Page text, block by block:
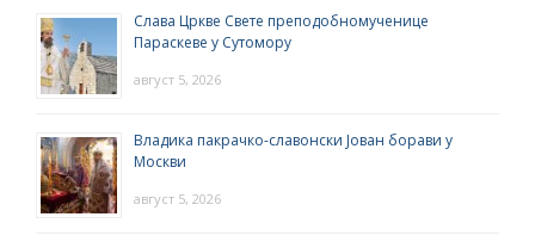
Слава Цркве Свете преподобномученице
Параскеве у Сутомору
август 5, 2026
Владика пакрачко-славонски Јован борави у
Москви
август 5, 2026